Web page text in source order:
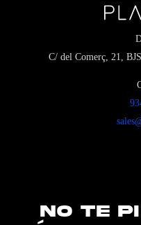
C/ del Comerç, 21,
NO TE